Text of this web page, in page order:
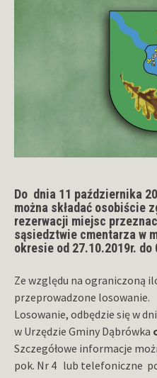
Do dnia 11 października
można składać osobiście
rezerwacji miejsc
sąsiedztwie cmentarza w
okresie od 27.10.2019r. do
Ze względu na ograniczoną
przeprowadzone losowanie.
Losowanie, odbędzie się w
w Urzędzie Gminy Dąbrówka
Szczegółowe informacje
pok. Nr 4 lub telefoniczne